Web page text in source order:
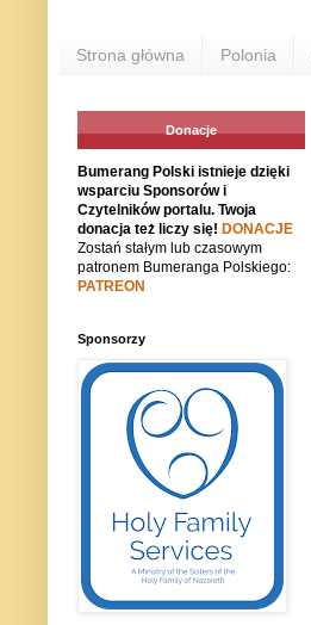
Strona główna Polonia
Donacje
Bumerang Polski istnieje dzięki
wsparciu Sponsorów i
Czytelników portalu. Twoja
donacja też liczy się! DONACJE
Zostań stałym lub czasowym
patronem Bumeranga Polskiego:
PATREON
Sponsorzy